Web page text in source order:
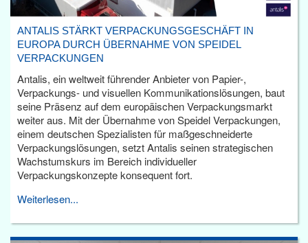
ANTALIS STÄRKT VERPACKUNGSGESCHÄFT IN
EUROPA DURCH ÜBERNAHME VON SPEIDEL
VERPACKUNGEN
Antalis, ein weltweit führender Anbieter von Papier-,
Verpackungs- und visuellen Kommunikationslösungen, baut
seine Präsenz auf dem europäischen Verpackungsmarkt
weiter aus. Mit der Übernahme von Speidel Verpackungen,
einem deutschen Spezialisten für maßgeschneiderte
Verpackungslösungen, setzt Antalis seinen strategischen
Wachstumskurs im Bereich individueller
Verpackungskonzepte konsequent fort.
Weiterlesen...